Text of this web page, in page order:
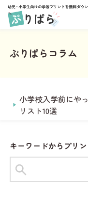
幼児向け学
あそび
まちがい
めいろ
学習
すうじ
小学生向け
2年生
5年生
ぷりぱらに
コラム
お問い合わせ
サンタから
ぷりぱらコラム
小学校入学前にや
リスト10選
キーワードからプリ